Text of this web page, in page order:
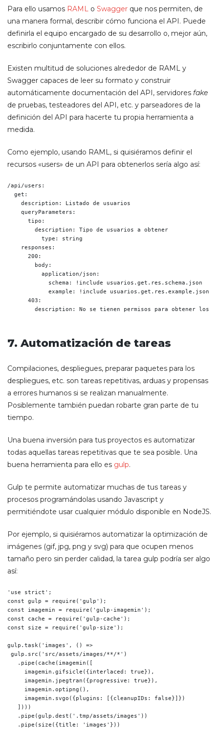
Para ello usamos RAML o Swagger que nos permiten, de
una manera formal, describir cómo funciona el API. Puede
definirla el equipo encargado de su desarrollo o, mejor aún,
escribirlo conjuntamente con ellos.
Existen multitud de soluciones alrededor de RAML y
Swagger capaces de leer su formato y construir
automáticamente documentación del API, servidores fake
de pruebas, testeadores del API, etc. y parseadores de la
definición del API para hacerte tu propia herramienta a
medida.
Como ejemplo, usando RAML, si quisiéramos definir el
recursos «users» de un API para obtenerlos sería algo así:
/api/users:
  get:
    description: Listado de usuarios
    queryParameters:
      tipo:
        description: Tipo de usuarios a obtener
          type: string
    responses:
      200:
        body:
          application/json:
            schema: !include usuarios.get.res.schema.json
            example: !include usuarios.get.res.example.json
      403:
description: No se tienen permisos para obtener los
7. Automatización de tareas
Compilaciones, despliegues, preparar paquetes para los
despliegues, etc. son tareas repetitivas, arduas y propensas
a errores humanos si se realizan manualmente.
Posiblemente también puedan robarte gran parte de tu
tiempo.
Una buena inversión para tus proyectos es automatizar
todas aquellas tareas repetitivas que te sea posible. Una
buena herramienta para ello es gulp.
Gulp te permite automatizar muchas de tus tareas y
procesos programándolas usando Javascript y
permitiéndote usar cualquier módulo disponible en NodeJS.
Por ejemplo, si quisiéramos automatizar la optimización de
imágenes (gif, jpg, png y svg) para que ocupen menos
tamaño pero sin perder calidad, la tarea gulp podría ser algo
así:
'use strict';
const gulp = require('gulp');
const imagemin = require('gulp-imagemin');
const cache = require('gulp-cache');
const size = require('gulp-size');
gulp.task('images', () =>
gulp.src('src/assets/images/**/*')
   .pipe(cache(imagemin([
     imagemin.gifsicle({interlaced: true}),
     imagemin.jpegtran({progressive: true}),
     imagemin.optipng(),
     imagemin.svgo({plugins: [{cleanupIDs: false}]})
   ])))
   .pipe(gulp.dest('.tmp/assets/images'))
   .pipe(size({title: 'images'}))